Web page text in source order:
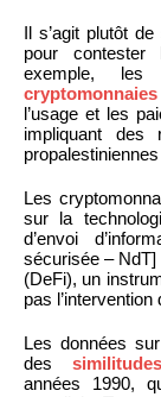
Il s’agit plutôt
pour contester
exemple, les
l’usage et les
impliquant des
Les
sur la
d’envoi
sécurisée –
(DeFi), un
pas l’intervention
Les données
des similitudes
années 1990,